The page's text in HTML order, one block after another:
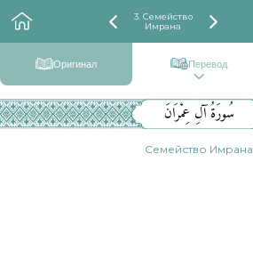
3. Семейство
Имрана
Оригинал Перевод
سُورَةُ آلِ عِمْرَانَ
Семейство Имрана